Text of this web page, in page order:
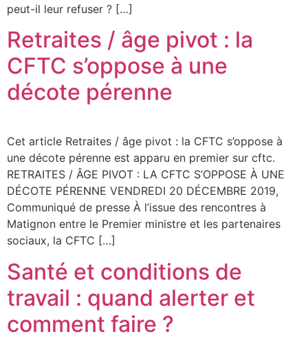
peut-il leur refuser ? […]
Retraites / âge pivot : la
CFTC s’oppose à une
décote pérenne
Cet article Retraites / âge pivot : la CFTC s’oppose à
une décote pérenne est apparu en premier sur cftc.
RETRAITES / ÂGE PIVOT : LA CFTC S’OPPOSE À UNE
DÉCOTE PÉRENNE VENDREDI 20 DÉCEMBRE 2019,
Communiqué de presse À l’issue des rencontres à
Matignon entre le Premier ministre et les partenaires
sociaux, la CFTC […]
Santé et conditions de
travail : quand alerter et
comment faire ?